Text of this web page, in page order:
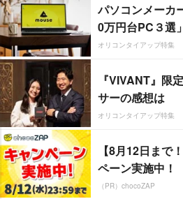
パソコンメーカ
0万円台PC３選」
オリコンタイアップ特集
『VIVANT』限
サーの感想は
オリコンタイアップ特集
【8月12日まで
ペーン実施中！
（PR）chocoZAP